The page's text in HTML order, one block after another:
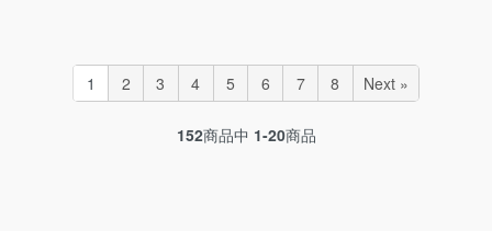
1 2 3 4 5 6 7 8 Next »
152商品中 1-20商品